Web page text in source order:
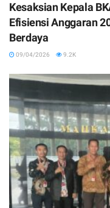
Kesaksian Kepala
Efisiensi Anggaran
Berdaya
09/04/2026 9.2K